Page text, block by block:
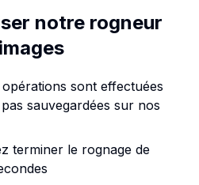
notre rogneur
sont effectuées
sauvegardées sur nos
terminer le rognage de